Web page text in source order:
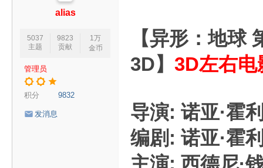
alias
5037
主题
9823
贡献
1万
金币
管理员
积分 9832
发消息
【异形：地球
3D】 3D左右电
导演: 诺亚·霍
编剧: 诺亚·霍
主演: 西德尼·